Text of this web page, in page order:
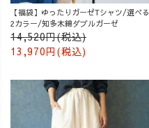
【福袋】ゆったりガーゼTシャツ/選べる
2カラー/知多木綿ダブルガーゼ
14,520円(税込)
13,970円(税込)